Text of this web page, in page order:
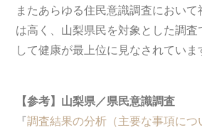
またあらゆる住民意識調査におい
は高く、山梨県民を対象とした調査
して健康が最上位に見なされていま
【参考】山梨県／県民意識調査
『調査結果の分析（主要な事項に